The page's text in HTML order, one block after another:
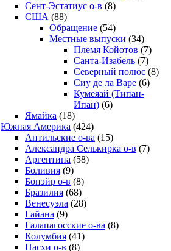
Сент-Эстатиус о-в (8)
США (88)
Обращение (54)
Местные выпуски (34)
Племя Койотов (7)
Санта-Изабель (7)
Северный полюс (8)
Сиу де ла Варе (6)
Кумеяай (Типан-
Ипан) (6)
Ямайка (18)
Южная Америка (424)
Антильские о-ва (15)
Александра Селькирка о-в (7)
Аргентина (58)
Боливия (9)
Бонэйр о-в (8)
Бразилия (68)
Венесуэла (28)
Гайана (9)
Галапагосские о-ва (8)
Колумбия (41)
Пасхи о-в (8)